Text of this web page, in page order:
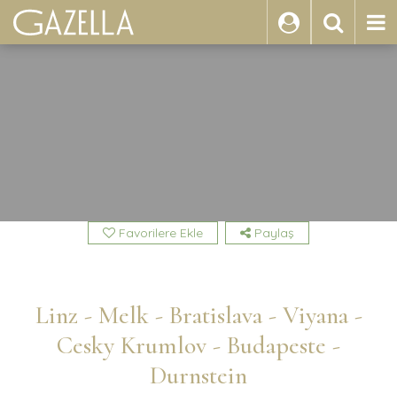
ARA
Favorilere Ekle Paylaş
Linz - Melk - Bratislava - Viyana -
Cesky Krumlov - Budapeste -
Durnstein